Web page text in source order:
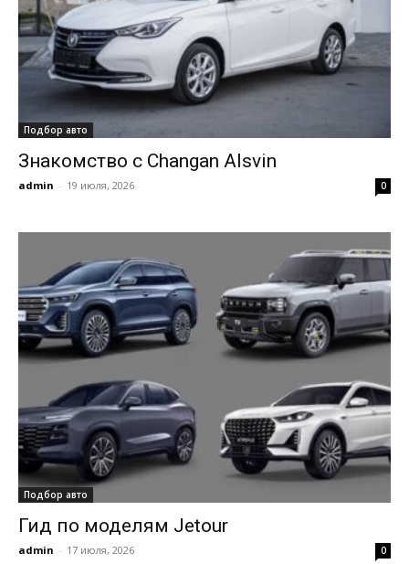
Подбор авто
Знакомство с Changan Alsvin
admin - 19 июля, 2026 0
Подбор авто
Гид по моделям Jetour
admin - 17 июля, 2026 0